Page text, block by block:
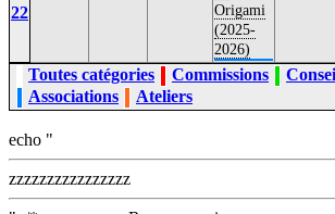
22
Origami
(2025-
2026)
Toutes catégories Commissions
Associations
Ateliers
echo "
zzzzzzzzzzzzzzzz